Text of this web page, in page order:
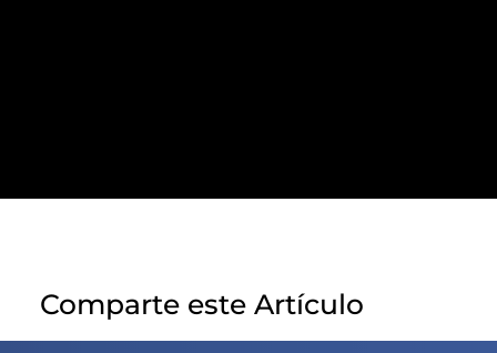
Comparte este Artículo